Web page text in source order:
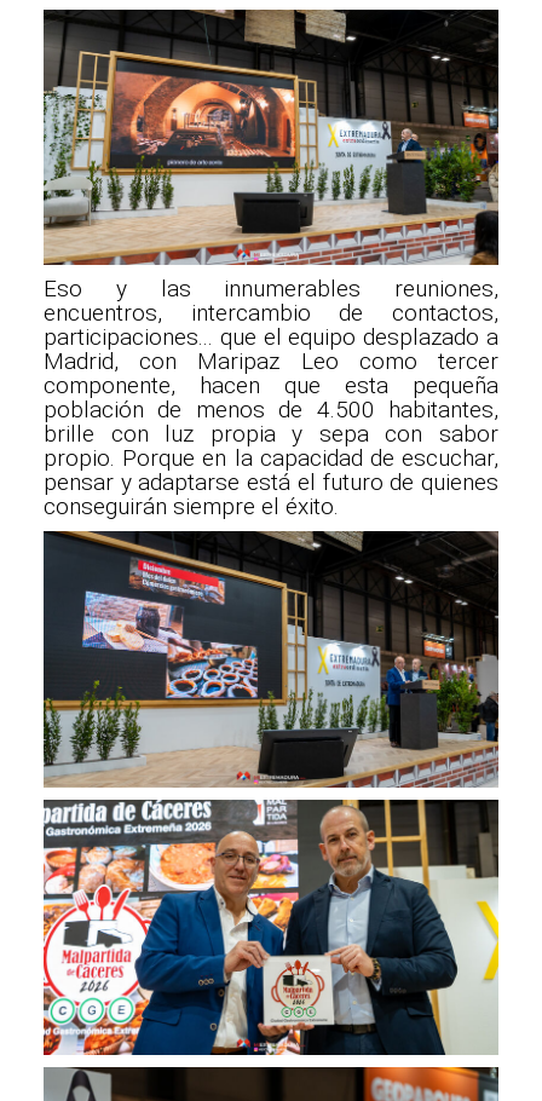
Eso y las innumerables reuniones,
encuentros, intercambio de contactos,
participaciones... que el equipo desplazado a
Madrid, con Maripaz Leo como tercer
componente, hacen que esta pequeña
población de menos de 4.500 habitantes,
brille con luz propia y sepa con sabor
propio. Porque en la capacidad de escuchar,
pensar y adaptarse está el futuro de quienes
conseguirán siempre el éxito.